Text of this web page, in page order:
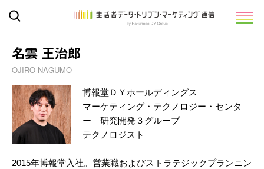
名雲 王治郎
OJIRO NAGUMO
博報堂ＤＹホールディングス
マーケティング・テクノロジー・センタ
ー 研究開発３グループ
テクノロジスト
2015年博報堂入社。営業職およびストラテジックプランニン